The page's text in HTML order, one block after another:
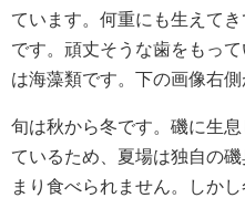
ています。何重にも生えて
です。頑丈そうな歯をもっ
は海藻類です。下の画像右
旬は秋から冬です。磯に生
ているため、夏場は独自の
まり食べられません。しか